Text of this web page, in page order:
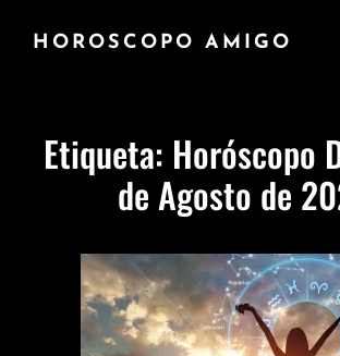
HOROSCOPO AMIGO
Etiqueta: Horóscopo
de Agosto de